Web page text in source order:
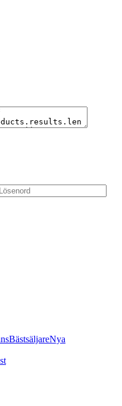
BästsäljareNya